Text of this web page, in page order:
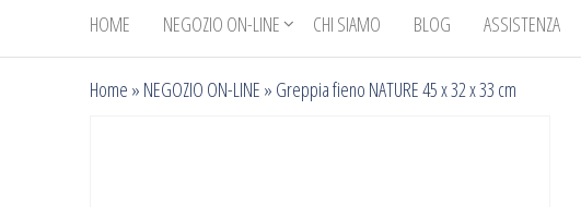
HOME NEGOZIO ON-LINE CHI SIAMO BLOG ASSISTENZA
Home » NEGOZIO ON-LINE » Greppia fieno NATURE 45 x 32 x 33 cm